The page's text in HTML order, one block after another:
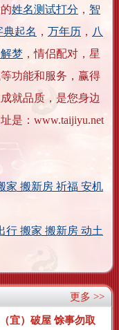
姓名测试打分 ， 智
典起名 ， 万年历 ， 八
梦 ，情侣配对，星
功能和服务，赢得
就品质，是您身边
是：www.taijiyu.net
家 搬新房 祈福 安机
行 搬家 搬新房 动土
更多 >>
宜）破屋 馀事勿取